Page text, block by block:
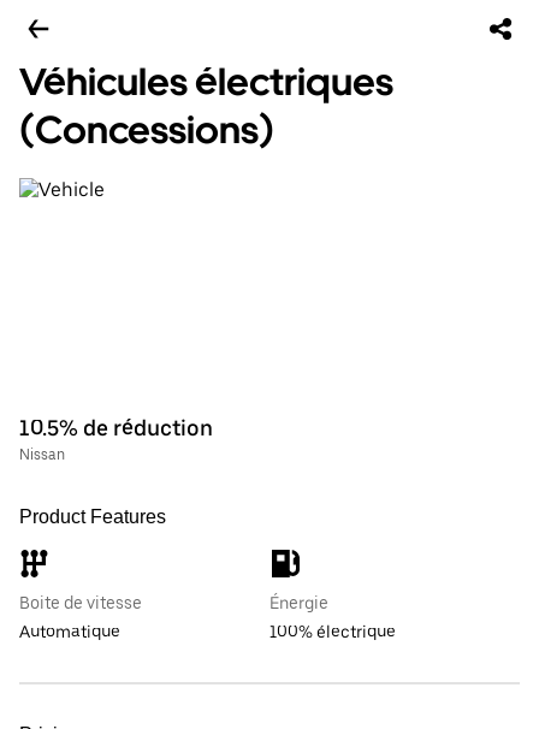
Véhicules électriques
(Concessions)
10.5% de réduction
Nissan
Product Features
Boite de vitesse
Automatique
Énergie
100% électrique